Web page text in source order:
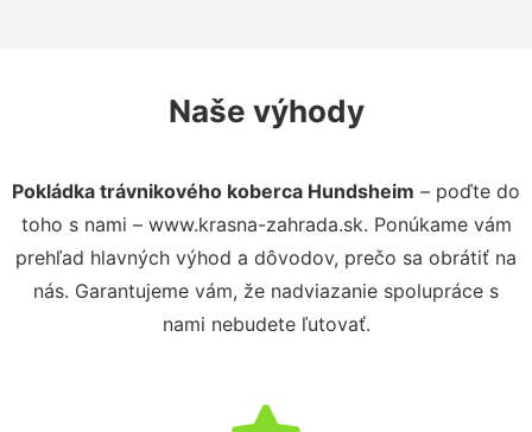
Naše výhody
Pokládka trávnikového koberca Hundsheim – poďte do
toho s nami – www.krasna-zahrada.sk. Ponúkame vám
prehľad hlavných výhod a dôvodov, prečo sa obrátiť na
nás. Garantujeme vám, že nadviazanie spolupráce s
nami nebudete ľutovať.